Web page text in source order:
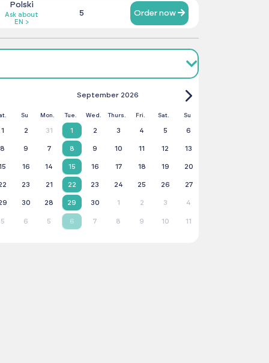
Polski
Ask about
EN >
5 Order now
Su
1 2
8 9
16
23
30
5 6
September 2026
Mon. Tue. Wed. Thurs. Fri. Sat. Su
31 1 2 3 4 5 6
7 8 9 10 11 12 13
14 15 16 17 18 19 20
21 22 23 24 25 26 27
28 29 30 1 2 3 4
5 6 7 8 9 10 11